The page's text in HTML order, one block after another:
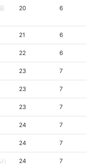
20 6
21 6
22 6
23 7
23 7
23 7
24 7
24 7
24 7